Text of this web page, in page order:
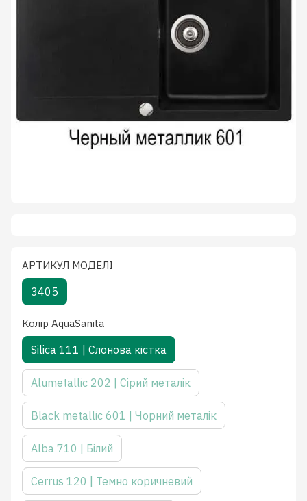
АРТИКУЛ МОДЕЛІ
3405
Колiр AquaSanita
Silica 111 | Слонова кістка
Alumetallic 202 | Сірий металік
Black metallic 601 | Чорний металік
Alba 710 | Білий
Cerrus 120 | Темно коричневий